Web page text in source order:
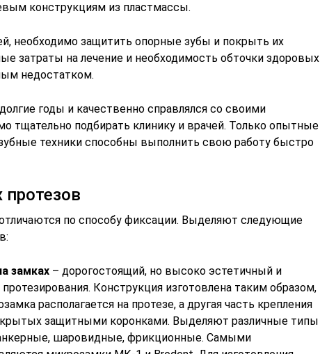
конструкциям из пластмассы.
необходимо защитить опорные зубы и покрыть их
затраты на лечение и необходимость обточки здоровых
недостатком.
годы и качественно справлялся со своими
тщательно подбирать клинику и врачей. Только опытные
техники способны выполнить свою работу быстро
по способу фиксации. Выделяют следующие
замках – дорогостоящий, но высоко эстетичный и
Конструкция изготовлена таким образом,
располагается на протезе, а другая часть крепления
защитными коронками. Выделяют различные типы
шаровидные, фрикционные. Самыми